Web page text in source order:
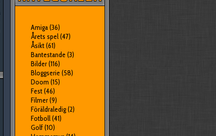
Amiga(36)
Årets spel(47)
Åsikt(61)
Bantestande (3)
Bilder(116)
Bloggserie (58)
Doom (15)
Fest(46)
Filmer(9)
Föräldraledig(2)
Fotboll(41)
Golf(10)